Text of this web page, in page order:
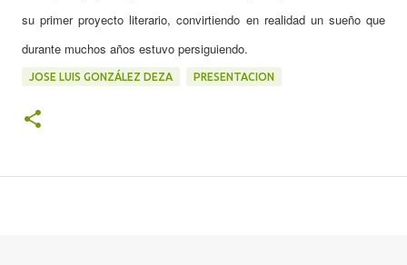
su primer proyecto literario, convirtiendo en realidad un sueño que
durante muchos años estuvo persiguiendo.
JOSE LUIS GONZÁLEZ DEZA PRESENTACION